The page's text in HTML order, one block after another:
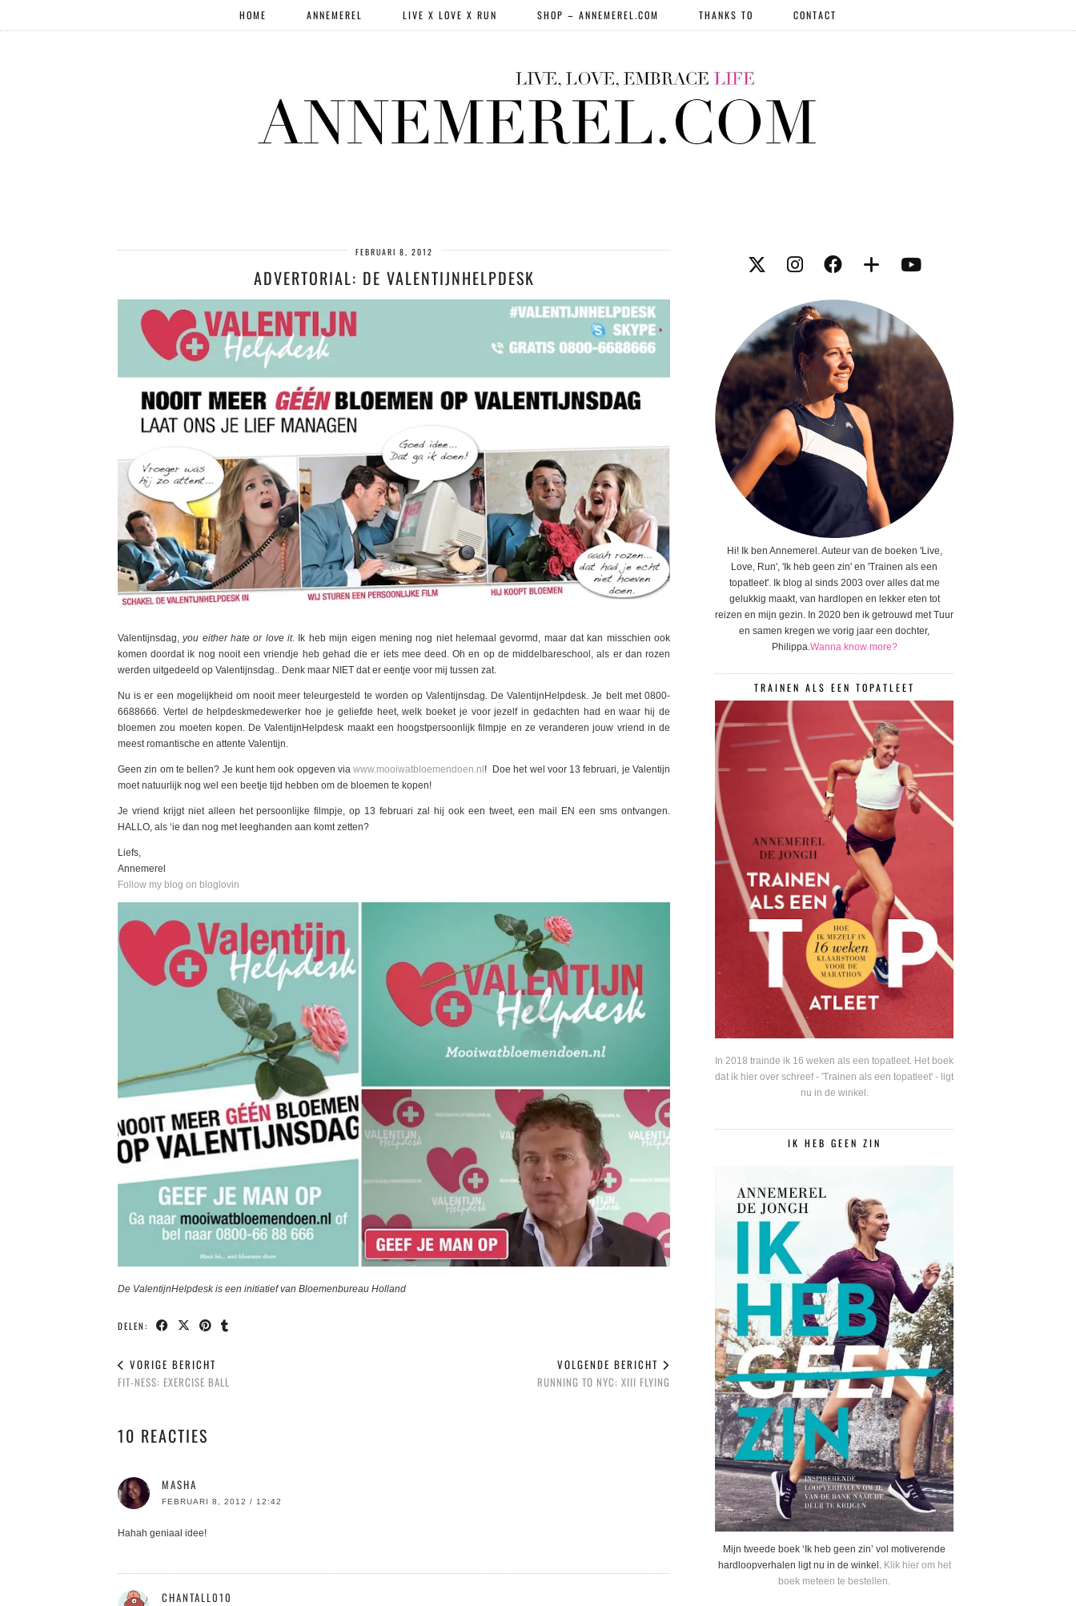
HOME ANNEMEREL LIVE X LOVE X RUN SHOP – ANNEMEREL.COM THANKS TO CONTACT
FEBRUARI 8, 2012
ADVERTORIAL: DE VALENTIJNHELPDESK
Valentijnsdag,you either hate or love it. Ik heb mijn eigen mening nog niet helemaal gevormd, maar dat kan misschien ook
komen doordat ik nog nooit een vriendje heb gehad die er iets mee deed. Oh en op de middelbareschool, als er dan rozen
werden uitgedeeld op Valentijnsdag.. Denk maar NIET dat er eentje voor mij tussen zat.
Nu is er een mogelijkheid om nooit meer teleurgesteld te worden op Valentijnsdag. De ValentijnHelpdesk. Je belt met 0800-
6688666. Vertel de helpdeskmedewerker hoe je geliefde heet, welk boeket je voor jezelf in gedachten had en waar hij de
bloemen zou moeten kopen. De ValentijnHelpdesk maakt een hoogstpersoonlijk filmpje en ze veranderen jouw vriend in de
meest romantische en attente Valentijn.
Geen zin om te bellen? Je kunt hem ook opgeven viawww.mooiwatbloemendoen.nl ! Doe het wel voor 13 februari, je Valentijn
moet natuurlijk nog wel een beetje tijd hebben om de bloemen te kopen!
Je vriend krijgt niet alleen het persoonlijke filmpje, op 13 februari zal hij ook een tweet, een mail EN een sms ontvangen.
HALLO, als ‘ie dan nog met leeghanden aan komt zetten?
Liefs,
Annemerel
Follow my blog on bloglovin
De ValentijnHelpdesk is een initiatief van Bloemenbureau Holland
DELEN:
VORIGE BERICHT
FIT-NESS: EXERCISE BALL
VOLGENDE BERICHT
RUNNING TO NYC: XIII FLYING
10 REACTIES
MASHA
FEBRUARI 8, 2012 / 12:42
Hahah geniaal idee!
CHANTALL010
Hi! Ik ben Annemerel. Auteur van de boeken 'Live,
Love, Run', 'Ik heb geen zin' en 'Trainen als een
topatleet'. Ik blog al sinds 2003 over alles dat me
gelukkig maakt, van hardlopen en lekker eten tot
reizen en mijn gezin. In 2020 ben ik getrouwd met Tuur
en samen kregen we vorig jaar een dochter,
Philippa.Wanna know more?
TRAINEN ALS EEN TOPATLEET
In 2018 trainde ik 16 weken als een topatleet. Het boek
dat ik hier over schreef - 'Trainen als een topatleet' - ligt
nu in de winkel.
IK HEB GEEN ZIN
Mijn tweede boek ‘Ik heb geen zin’ vol motiverende
hardloopverhalen ligt nu in de winkel. Klik hier om het
boek meteen te bestellen.